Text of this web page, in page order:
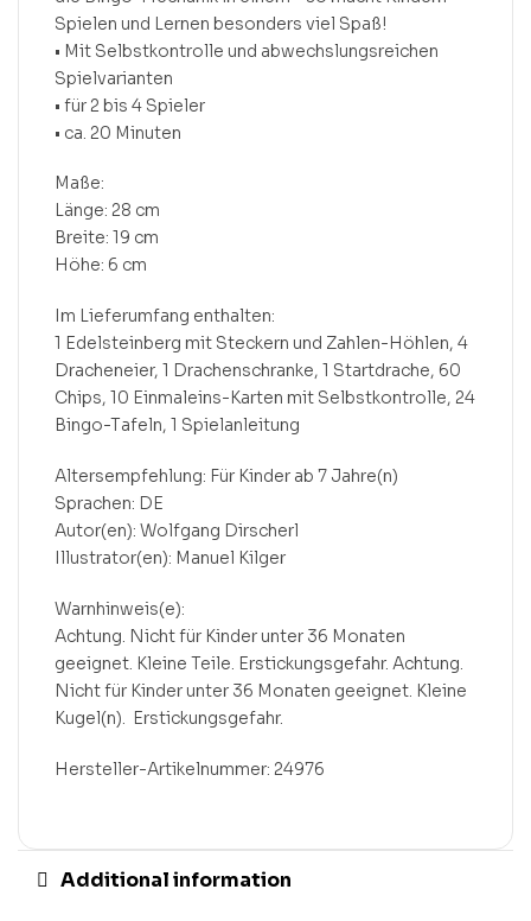
Spielen und Lernen besonders viel Spaß!
• Mit Selbstkontrolle und abwechslungsreichen
Spielvarianten
• für 2 bis 4 Spieler
• ca. 20 Minuten
Maße:
Länge: 28 cm
Breite: 19 cm
Höhe: 6 cm
Im Lieferumfang enthalten:
1 Edelsteinberg mit Steckern und Zahlen-Höhlen, 4
Dracheneier, 1 Drachenschranke, 1 Startdrache, 60
Chips, 10 Einmaleins-Karten mit Selbstkontrolle, 24
Bingo-Tafeln, 1 Spielanleitung
Altersempfehlung: Für Kinder ab 7 Jahre(n)
Sprachen: DE
Autor(en): Wolfgang Dirscherl
Illustrator(en): Manuel Kilger
Warnhinweis(e):
Achtung. Nicht für Kinder unter 36 Monaten
geeignet. Kleine Teile. Erstickungsgefahr. Achtung.
Nicht für Kinder unter 36 Monaten geeignet. Kleine
Kugel(n). Erstickungsgefahr.
Hersteller-Artikelnummer: 24976
Additional information